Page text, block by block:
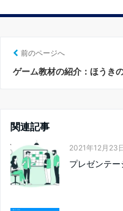
前のページへ
ゲーム教材の紹介：ほうき
関連記事
2021年12月23
プレゼンテ